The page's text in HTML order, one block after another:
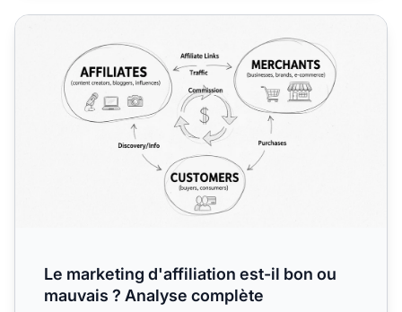
Le marketing d'affiliation est-il bon ou mauvais ? Analyse
Le marketing d'affiliation est-il bon ou
mauvais ? Analyse complète